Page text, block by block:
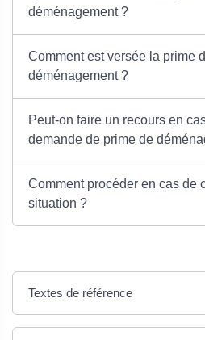
déménagement ?
Comment est versée la prime
déménagement ?
Peut-on faire un recours en
demande de prime de
Comment procéder en cas de
situation ?
Textes de référence